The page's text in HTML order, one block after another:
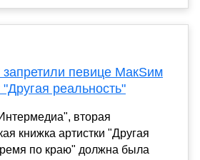
певице МакSим
"Другая реальность"
вторая
книжка артистки "Другая
по краю" должна была